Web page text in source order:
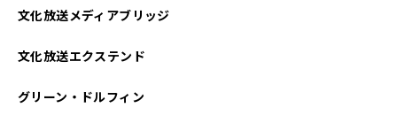
文化放送メディアブリッジ
文化放送エクステンド
グリーン・ドルフィン